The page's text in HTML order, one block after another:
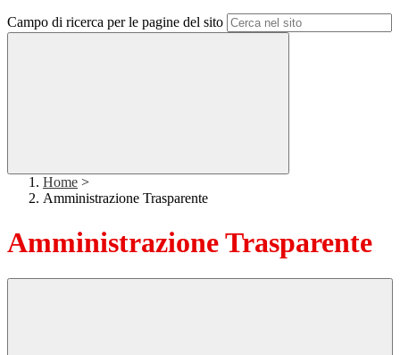
Campo di ricerca per le pagine del sito
Home >
Amministrazione Trasparente
Amministrazione Trasparente